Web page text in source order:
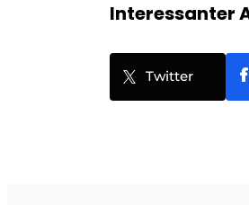
Interessanter
Twitter